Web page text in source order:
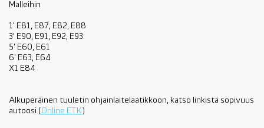
Malleihin
1' E81, E87, E82, E88
3' E90, E91, E92, E93
5' E60, E61
6' E63, E64
X1 E84
Alkuperäinen tuuletin ohjainlaitelaatikkoon, katso linkistä sopivuus
autoosi ( Online ETK )